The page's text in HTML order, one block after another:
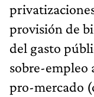
provisión de
del gasto
sobre-empleo
pro-mercado